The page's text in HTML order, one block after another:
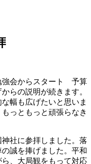
会からスタート 予算
らの説明が続きます。
幅も広げたいと思いま
っともっと頑張らなき
社に参拝しました。落
誠を捧げました。平和
、大局観をもって対応